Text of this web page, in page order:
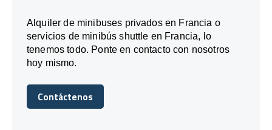
Alquiler de minibuses privados en Francia o
servicios de minibús shuttle en Francia, lo
tenemos todo. Ponte en contacto con nosotros
hoy mismo.
Contáctenos
Contáctenos